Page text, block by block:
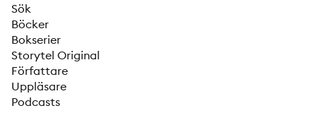
Sök
Böcker
Bokserier
Storytel Original
Författare
Uppläsare
Podcasts